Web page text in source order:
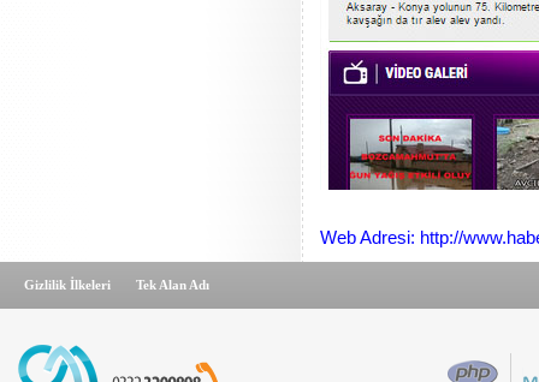
Web Adresi: http://
Gizlilik İlkeleri Tek Alan Adı